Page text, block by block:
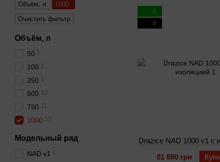
3
3
Drazice NAD 1000 v1 с
81 880 грн
Объём, л:
1000
Очистить фильтр
Объём, л
50 1
100 1
250 1
500 12
750 11
1000 12
Модельный ряд
NAD v1 1